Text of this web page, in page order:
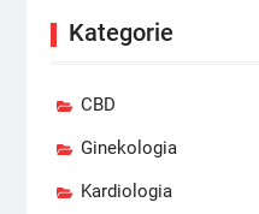
Kategorie
CBD
Ginekologia
Kardiologia